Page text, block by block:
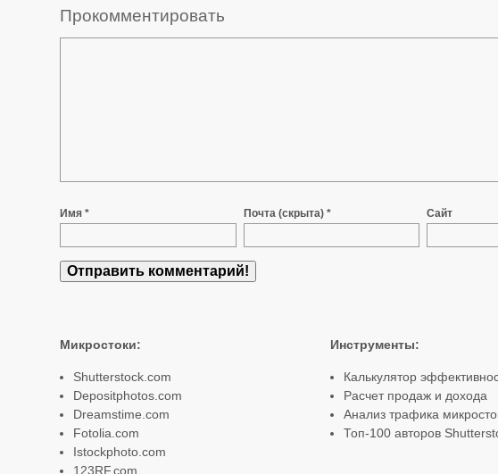
Прокомментировать
Имя * Почта (скрыта) * Сайт
Микростоки:
Shutterstock.com
Depositphotos.com
Dreamstime.com
Fotolia.com
Istockphoto.com
123RF.com
Инструменты:
Калькулятор
Расчет продаж и дохода
Анализ трафика
Топ-100 авторов